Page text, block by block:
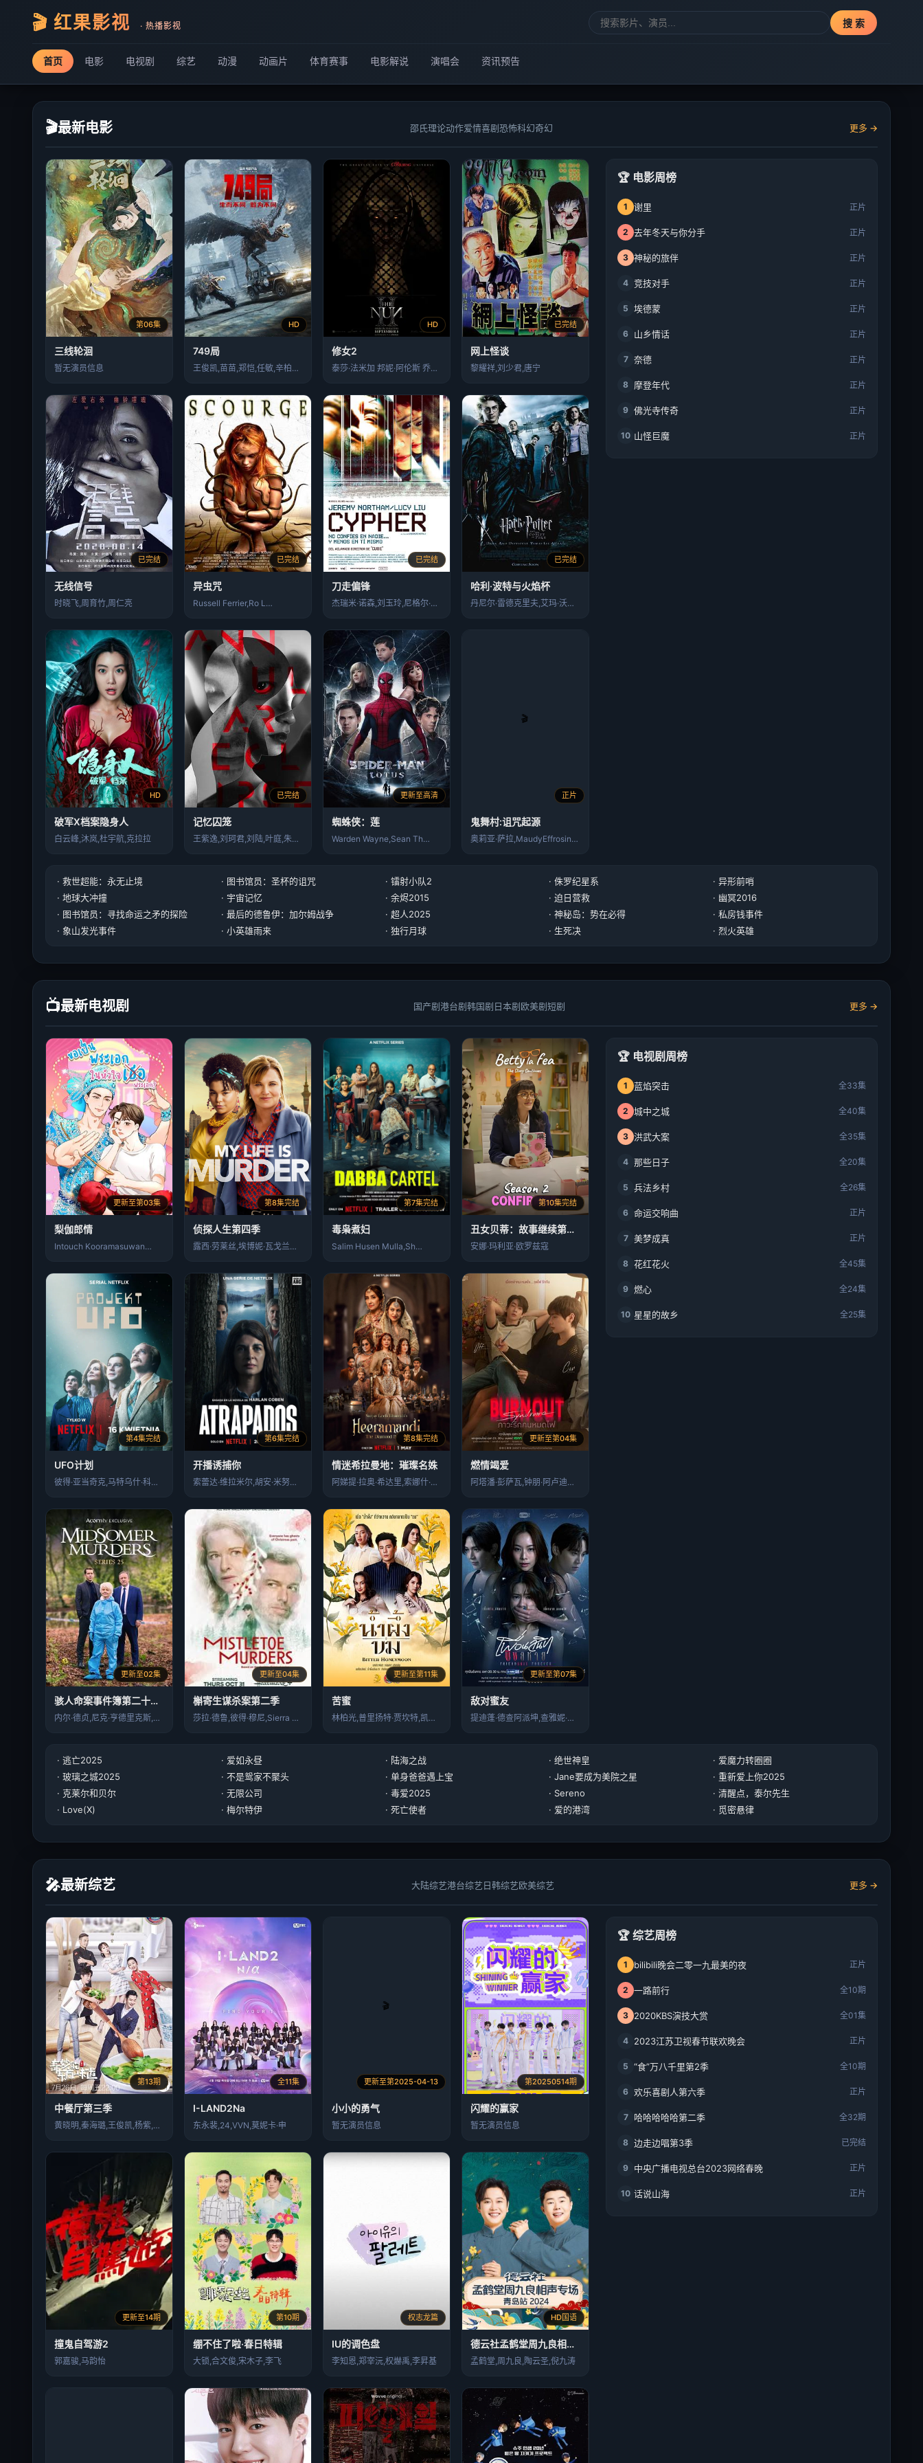
🎬 红果影视 · 热播影视 搜 索
首页 电影 电视剧 综艺 动漫 动画片 体育赛事 电影解说 演唱会 资讯预告
🎬最新电影 邵氏理论动作爱情喜剧恐怖科幻奇幻 更多 →
第06集
三线轮洄
暂无演员信息
HD
749局
王俊凯,苗苗,郑恺,任敏,辛柏青,李晨,…
HD
修女2
泰莎·法米加 邦妮·阿伦斯 乔纳斯·布洛…
已完结
网上怪谈
黎耀祥,刘少君,唐宁
已完结
无线信号
时晓飞,周育竹,周仁亮
已完结
异虫咒
Russell Ferrier,Ro L…
已完结
刀走偏锋
杰瑞米·诺森,刘玉玲,尼格尔·本内特
已完结
哈利·波特与火焰杯
丹尼尔·雷德克里夫,艾玛·沃森,鲁伯特·…
HD
破军X档案隐身人
白云峰,沐岚,杜宇航,克拉拉
已完结
记忆囚笼
王紫逸,刘珂君,刘陆,叶庭,朱洪洋
更新至高清
蜘蛛侠：莲
Warden Wayne,Sean Th…
正片
鬼舞村:诅咒起源
奥莉亚·萨拉,MaudyEffrosin…
🏆 电影周榜
1 谢里 正片
2 去年冬天与你分手 正片
3 神秘的旅伴 正片
4 竞技对手 正片
5 埃德蒙 正片
6 山乡情话 正片
7 奈德 正片
8 摩登年代 正片
9 佛光寺传奇 正片
10 山怪巨魔 正片
· 救世超能：永无止境 · 图书馆员：圣杯的诅咒 · 镭射小队2 · 侏罗纪星系
· 异形前哨
· 地球大冲撞
· 宇宙记忆 · 余烬2015 · 迫日营救
· 幽冥2016
· 图书馆员：寻找命运之矛的探险
· 最后的德鲁伊：加尔姆战争 · 超人2025 · 神秘岛：势在必得
· 私房钱事件
· 象山发光事件
· 小英雄雨来 · 独行月球 · 生死决 · 烈火英雄
📺最新电视剧 国产剧港台剧韩国剧日本剧欧美剧短剧 更多 →
更新至第03集
梨伽郎情
Intouch Kooramasuwan…
第8集完结
侦探人生第四季
露西·劳莱丝,埃博妮·瓦戈兰斯,Rawi…
第7集完结
毒枭煮妇
Salim Husen Mulla,Sh…
第10集完结
丑女贝蒂：故事继续第二季
安娜·玛利亚·欧罗兹寇
第4集完结
UFO计划
彼得·亚当奇克,马特乌什·科希丘凯维奇
第6集完结
开播诱捕你
索蕾达·维拉米尔,胡安·米努欣,阿尔维托…
第8集完结
情迷希拉曼地：璀璨名姝
阿娣提·拉奥·希达里,索娜什·辛哈,玛尼…
更新至第04集
燃情竭爱
阿塔潘·彭萨瓦,钟朋·阿卢迪吉朋
更新至02集
骇人命案事件簿第二十五季
内尔·德贞,尼克·亨德里克斯,安妮特·白…
更新至04集
槲寄生谋杀案第二季
莎拉·德鲁,彼得·穆尼,Sierra M…
更新至第11集
苦蜜
林柏光,普里扬特·贾坎特,凯瑟娅·英利
更新至第07集
敌对蜜友
提迪蓬·德查阿派坤,查雅妮·臣姗卡维
🏆 电视剧周榜
1 蓝焰突击 全33集
2 城中之城 全40集
3 洪武大案 全35集
4 那些日子 全20集
5 兵法乡村 全26集
6 命运交响曲 正片
7 美梦成真 正片
8 花红花火 全45集
9 燃心 全24集
10 星星的故乡 全25集
· 逃亡2025 · 爱如永昼 · 陆海之战 · 绝世神皇
· 爱魔力转圈圈
· 玻璃之城2025
· 不是鸳家不聚头 · 单身爸爸遇上宝 · Jane要成为美院之星
· 重新爱上你2025
· 克莱尔和贝尔
· 无限公司 · 毒爱2025 · Sereno
· 清醒点，泰尔先生
· Love(X)
· 梅尔特伊 · 死亡使者 · 爱的港湾 · 觅密悬律
🎤最新综艺 大陆综艺港台综艺日韩综艺欧美综艺 更多 →
第13期
中餐厅第三季
黄晓明,秦海璐,王俊凯,杨紫,林述巍
全11集
I-LAND2Na
东永裴,24,VVN,莫妮卡·申
更新至第2025-04-13
小小的勇气
暂无演员信息
第20250514期
闪耀的赢家​
暂无演员信息
更新至14期
撞鬼自驾游2
郭嘉骏,马韵怡
第10期
绷不住了啦·春日特辑
大锁,合文俊,宋木子,李飞
权志龙篇
IU的调色盘
李知恩,郑宰沅,权爀禹,李昇基
HD国语
德云社孟鹤堂周九良相声专场青岛站
孟鹤堂,周九良,陶云圣,倪九涛
🏆 综艺周榜
1 bilibili晚会二零一九最美的夜 正片
2 一路前行 全10期
3 2020KBS演技大赏 全01集
4 2023江苏卫视春节联欢晚会 正片
5 “食”万八千里第2季 全10期
6 欢乐喜剧人第六季 正片
7 哈哈哈哈哈第二季 全32期
8 边走边唱第3季 已完结
9 中央广播电视总台2023网络春晚 正片
10 话说山海 正片